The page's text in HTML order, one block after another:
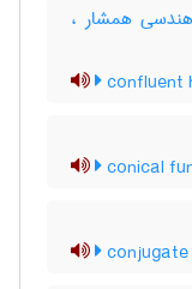
همشار ،
confluent
conical